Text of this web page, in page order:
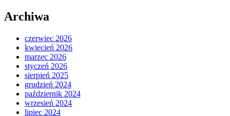
Archiwa
czerwiec 2026
kwiecień 2026
marzec 2026
styczeń 2026
sierpień 2025
grudzień 2024
październik 2024
wrzesień 2024
lipiec 2024